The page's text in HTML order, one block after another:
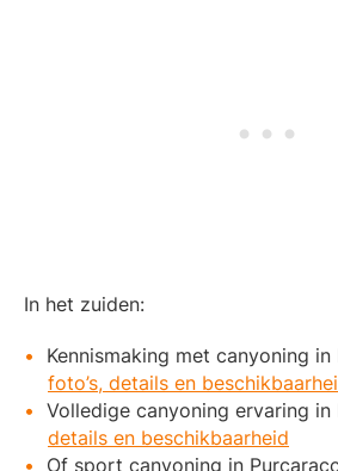
In het zuiden:
Kennismaking met canyoning in
foto’s, details en
Volledige canyoning ervaring in
details en beschikbaarheid
Of sport canyoning in